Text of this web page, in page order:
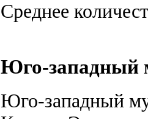
Среднее
Юго-западный
Юго-западный